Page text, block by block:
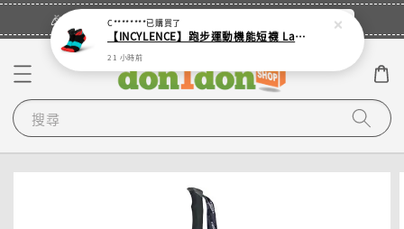
🎉登入會員・領取您的專屬折扣券！ 立即登入
搜尋
C********已購買了
【INCYLENCE】跑步運動機能短襪 Ladders Short Black Inferno
21 小時前